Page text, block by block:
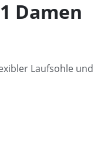
Damen
Laufsohle und